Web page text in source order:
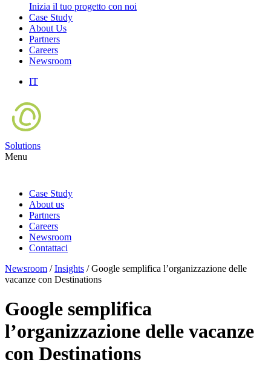
Inizia il tuo progetto con noi
Case Study
About Us
Partners
Careers
Newsroom
IT
Solutions
Menu
Case Study
About us
Partners
Careers
Newsroom
Contattaci
Newsroom /Insights /Google semplifica l’organizzazione delle
vacanze con Destinations
Google semplifica
l’organizzazione delle vacanze
con Destinations